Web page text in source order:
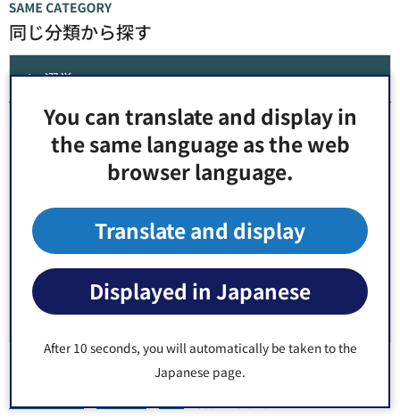
You can translate and display in
the same language as the web
browser language.
Translate and display
Displayed in Japanese
After 10 seconds, you will automatically be taken to the
Japanese page.
同じ分類から探す
選挙
委員会、事務局の概要
各種選挙結果
裁判員制度・検察審査会
トップページ>区政情報>選挙> 各種選挙結果